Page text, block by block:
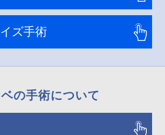
ズ手術
の手術について